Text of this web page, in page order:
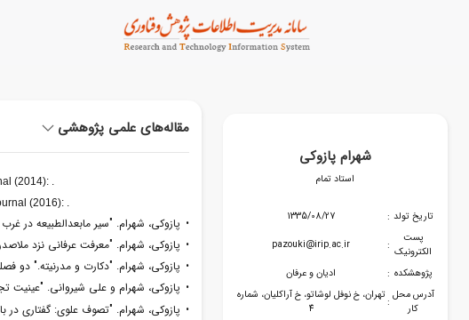
شهرام پازوکی
استاد تمام
تاریخ تولد :
1335/08/27
پست
الکترونیک :
pazouki@irip.ac.ir
پژوهشکده :
ادیان و عرفان
آدرس محل
کار
: تهران، خ نوفل لوشاتو، خ آراکلیان، شماره
4
مقاله‌های علمی پژوهشی
(2014): .
(2016): .
• پازوکی، شهرام. "سیر مابعدالطبیعه در غرب
• پازوکی، شهرام. "معرفت عرفانی نزد ملاصدرا."
• پازوکی، شهرام. "دکارت و مدرنیته." دو
• پازوکی، شهرام و علی شیروانی. "عینیت
• پازوکی، شهرام. "تصوف علوی: گفتاری در